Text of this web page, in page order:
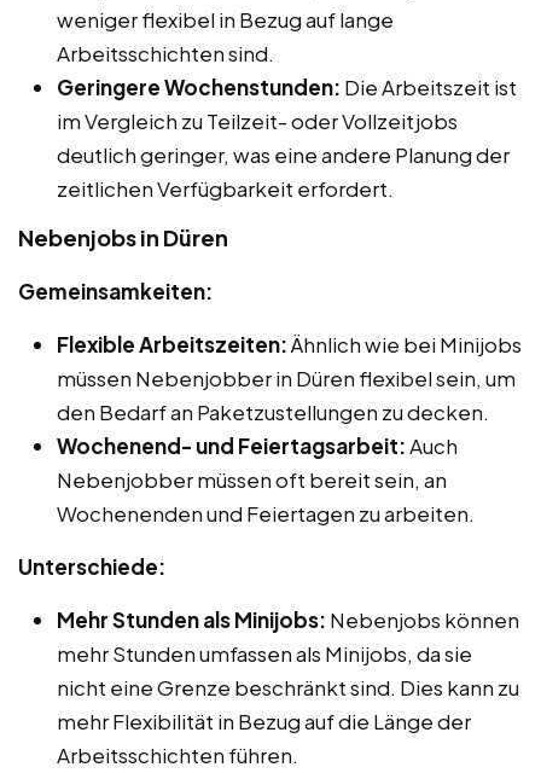
weniger flexibel in Bezug auf lange
Arbeitsschichten sind.
Geringere Wochenstunden: Die Arbeitszeit ist
im Vergleich zu Teilzeit- oder Vollzeitjobs
deutlich geringer, was eine andere Planung der
zeitlichen Verfügbarkeit erfordert.
Nebenjobs in Düren
Gemeinsamkeiten:
Flexible Arbeitszeiten:Ähnlich wie bei Minijobs
müssen Nebenjobber in Düren flexibel sein, um
den Bedarf an Paketzustellungen zu decken.
Wochenend- und Feiertagsarbeit:Auch
Nebenjobber müssen oft bereit sein, an
Wochenenden und Feiertagen zu arbeiten.
Unterschiede:
Mehr Stunden als Minijobs: Nebenjobs können
mehr Stunden umfassen als Minijobs, da sie
nicht eine Grenze beschränkt sind. Dies kann zu
mehr Flexibilität in Bezug auf die Länge der
Arbeitsschichten führen.